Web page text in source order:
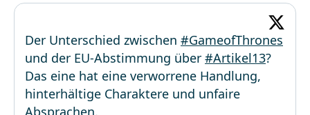
Der Unterschied zwischen #GameofThrones
und der EU-Abstimmung über #Artikel13?
Das eine hat eine verworrene Handlung,
hinterhältige Charaktere und unfaire
Absprachen.